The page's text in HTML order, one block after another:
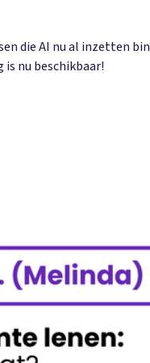
die AI nu al inzetten
nu beschikbaar!